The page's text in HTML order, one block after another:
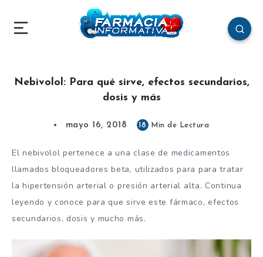
Nebivolol: Para qué sirve, efectos secundarios,
dosis y más
mayo 16, 2018 18 Min de Lectura
El nebivolol pertenece a una clase de medicamentos
llamados bloqueadores beta, utilizados para para tratar
la hipertensión arterial o presión arterial alta. Continua
leyendo y conoce para que sirve este fármaco, efectos
secundarios, dosis y mucho más.